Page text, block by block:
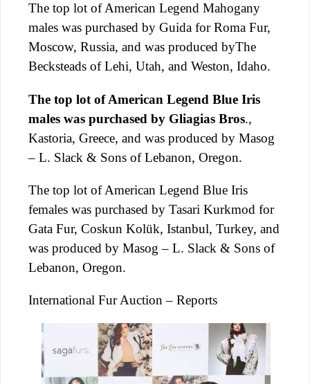
The top lot of American Legend Mahogany
males was purchased by Guida for Roma Fur,
Moscow, Russia, and was produced byThe
Becksteads of Lehi, Utah, and Weston, Idaho.
The top lot of American Legend Blue Iris
males was purchased by Gliagias Bros.,
Kastoria, Greece, and was produced by Masog
– L. Slack & Sons of Lebanon, Oregon.
The top lot of American Legend Blue Iris
females was purchased by Tasari Kurkmod for
Gata Fur, Coskun Kolük, Istanbul, Turkey, and
was produced by Masog – L. Slack & Sons of
Lebanon, Oregon.
International Fur Auction – Reports